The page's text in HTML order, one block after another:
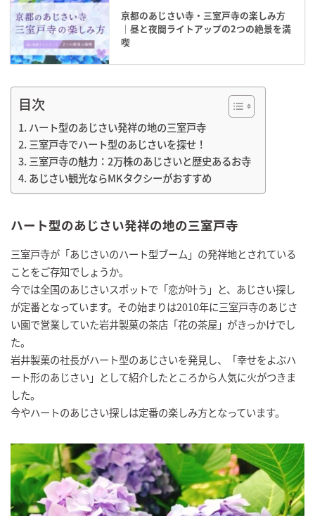
京都のあじさい寺・三室戸寺の楽しみ方
｜昼と夜間ライトアップの2つの絶景を満
喫
目次
ハート型のあじさい発祥の地の三室戸寺
三室戸寺でハート型のあじさいを探せ！
三室戸寺の魅力：2万株のあじさいと歴史あるお寺
あじさい観光ならMKタクシーがおすすめ
ハート型のあじさい発祥の地の三室戸寺
三室戸寺が「あじさいのハート型ブーム」の発祥地とされている
ことをご存知でしょうか。
今では全国のあじさいスポットで「恋が叶う」と、あじさい探し
が定番となっています。その始まりは2010年に三室戸寺のあじさ
い園で営業していた岩井製菓の茶店「花の茶屋」がきっかけでし
た。
岩井製菓の社長がハート型のあじさいを発見し、「幸せをよぶハ
ート形のあじさい」として紹介したところから人気に火がつきま
した。
今やハートのあじさい探しは定番の楽しみ方となっています。